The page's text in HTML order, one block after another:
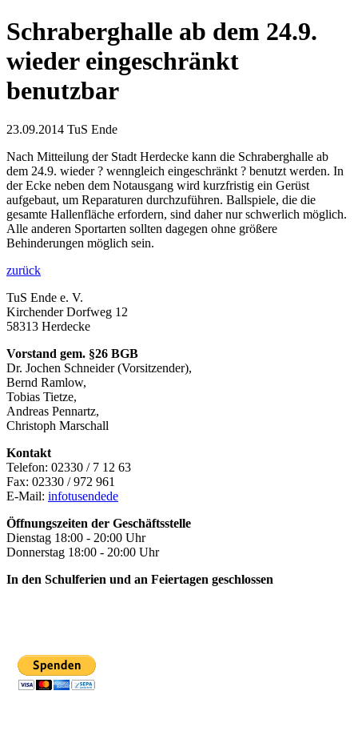
Schraberghalle ab dem 24.9.
wieder eingeschränkt
benutzbar
23.09.2014 TuS Ende
Nach Mitteilung der Stadt Herdecke kann die Schraberghalle ab
dem 24.9. wieder ? wenngleich eingeschränkt ? benutzt werden. In
der Ecke neben dem Notausgang wird kurzfristig ein Gerüst
aufgebaut, um Reparaturen durchzuführen. Ballspiele, die die
gesamte Hallenfläche erfordern, sind daher nur schwerlich möglich.
Alle anderen Sportarten sollten dagegen ohne größere
Behinderungen möglich sein.
zurück
TuS Ende e. V.
Kirchender Dorfweg 12
58313 Herdecke
Vorstand gem. §26 BGB
Dr. Jochen Schneider (Vorsitzender),
Bernd Ramlow,
Tobias Tietze,
Andreas Pennartz,
Christoph Marschall
Kontakt
Telefon: 02330 / 7 12 63
Fax: 02330 / 972 961
E-Mail: infotusendede
Öffnungszeiten der Geschäftsstelle
Dienstag 18:00 - 20:00 Uhr
Donnerstag 18:00 - 20:00 Uhr
In den Schulferien und an Feiertagen geschlossen